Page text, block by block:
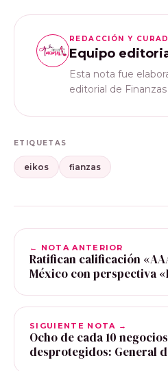
REDACCIÓN Y
Equipo
Esta nota fue
editorial de
ETIQUETAS
eikos fianzas
← NOTA ANTERIOR
Ratifican calificación
México con perspectiva
SIGUIENTE NOTA →
Ocho de cada 10
desprotegidos: General